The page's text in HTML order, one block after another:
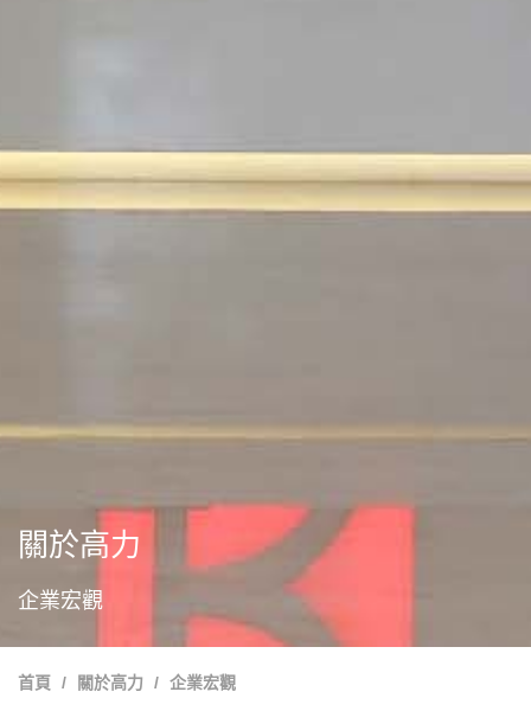
關於高力
企業宏觀
首頁 關於高力 企業宏觀